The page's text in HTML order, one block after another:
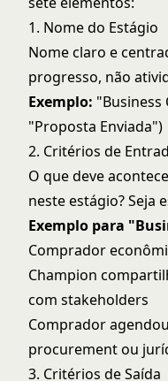
1. Nome do Estágio
Nome claro e
progresso, não
Exemplo: "Business
"Proposta Enviada")
2. Critérios de
O que deve
neste estágio? Seja
Exemplo para
Comprador
Champion
com stakeholders
Comprador
procurement ou
3. Critérios de Saída